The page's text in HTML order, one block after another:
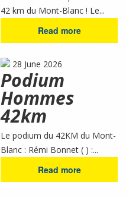
42 km du Mont-Blanc ! Le...
Read more
28 June 2026
Podium
Hommes
42km
Le podium du 42KM du Mont-
Blanc : Rémi Bonnet ( ) :...
Read more